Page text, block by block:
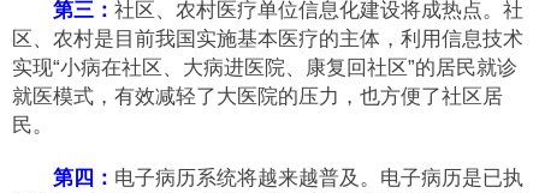
第三： 社区、农村医疗单位信息化建设将成热点。社
区、农村是目前我国实施基本医疗的主体，利用信息技术
实现“小病在社区、大病进医院、康复回社区”的居民就诊
就医模式，有效减轻了大医院的压力，也方便了社区居
民。
第四： 电子病历系统将越来越普及。电子病历是已执